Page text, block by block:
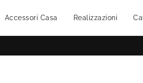
Accessori Casa Realizzazioni